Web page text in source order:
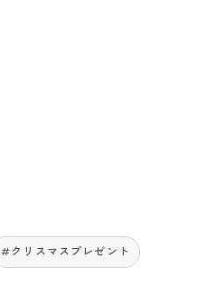
#クリスマスプレゼント